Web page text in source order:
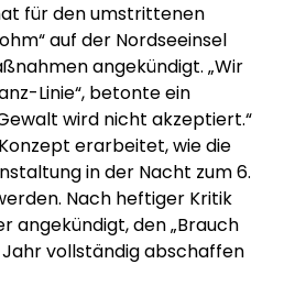
für den umstrittenen
auf der Nordseeinsel
angekündigt. „Wir
Linie“, betonte ein
wird nicht akzeptiert.“
erarbeitet, wie die
in der Nacht zum 6.
Nach heftiger Kritik
angekündigt, den „Brauch
Jahr vollständig abschaffen